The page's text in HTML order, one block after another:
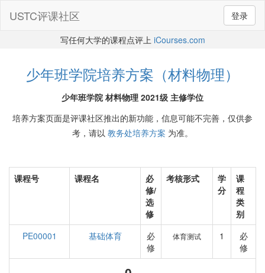
登录
USTC评课社区
写任何大学的课程点评上 iCourses.com
少年班学院培养方案（材料物理）
少年班学院 材料物理 2021级 主修学位
培养方案页面是评课社区推出的新功能，信息可能不完善，仅供参
考，请以 教务处培养方案 为准。
课程号 课程名
必
修/
选
修
考核形式
学
分
课
程
类
别
PE00001
基础体育
必
修
体育测试 1
必
修